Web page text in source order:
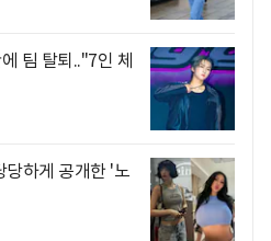
팀 탈퇴.."7인 체
하게 공개한 '노